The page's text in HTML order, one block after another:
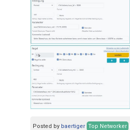
Posted by baertiger Top Networker